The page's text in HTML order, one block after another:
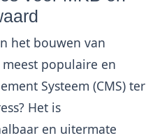
het bouwen van
populaire en
Systeem (CMS) ter
Het is
en uitermate